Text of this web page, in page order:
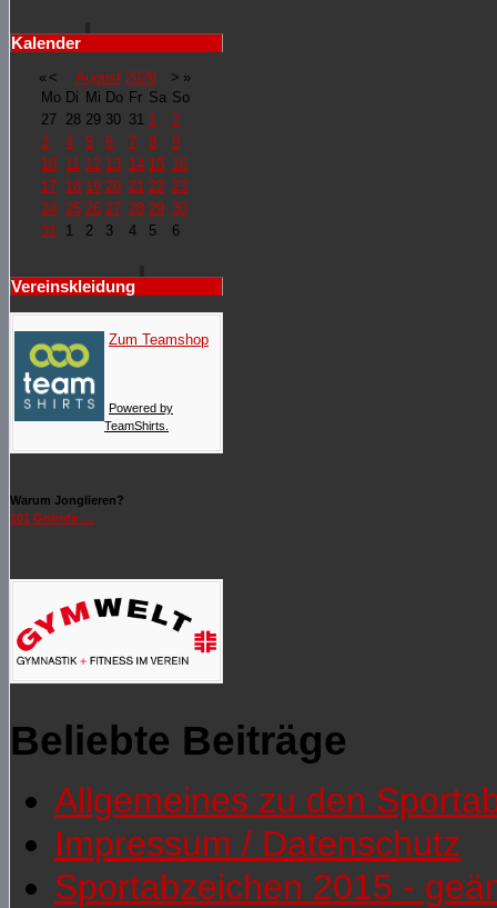
Kalender
« < August 2026 > »
Mo Di Mi Do Fr Sa So
27 28 29 30 31 1
2
3
4 5 6 7 8
9
10 11 12 13 14 15 16
17 18 19 20 21 22 23
24 25 26 27 28 29 30
31 1 2 3 4 5 6
Vereinskleidung
Zum Teamshop
Powered by
TeamShirts.
Warum Jonglieren?
101 Gründe ....
Beliebte Beiträge
Allgemeines zu den
Impressum / Datenschutz
Sportabzeichen 2015 -